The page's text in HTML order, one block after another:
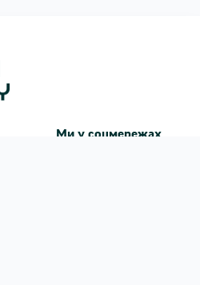
Ми у соцмережах